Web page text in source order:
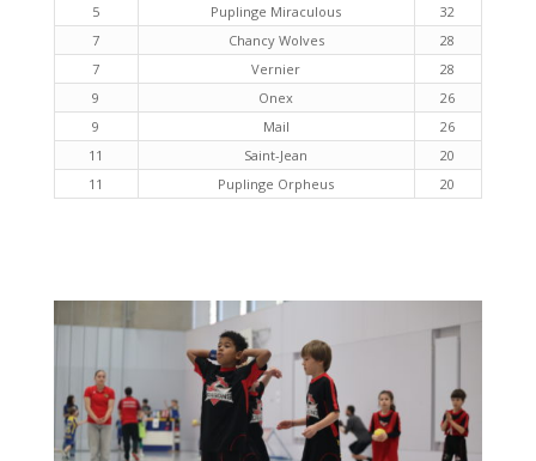
5
Puplinge Miraculous
32
7
Chancy Wolves
28
7
Vernier
28
9
Onex
26
9
Mail
26
11
Saint-Jean
20
11
Puplinge Orpheus 20